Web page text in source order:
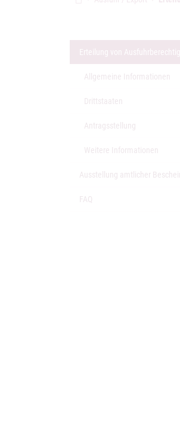
Erteilung von
Allgemeine Informationen
Drittstaaten
Antragsstellung
Weitere Informationen
Ausstellung amtlicher
FAQ